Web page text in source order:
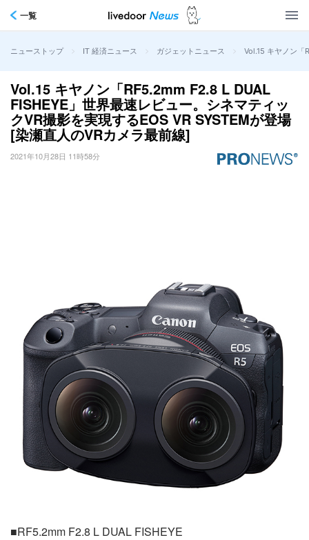
一覧
ニューストップ > IT 経済ニュース > ガジェットニュース > Vol.15 キヤノン「
Vol.15 キヤノン「RF5.2mm F2.8 L DUAL
FISHEYE」世界最速レビュー。シネマティッ
クVR撮影を実現するEOS VR SYSTEMが登場
[染瀬直人のVRカメラ最前線]
2021年10月28日 11時58分
■RF5.2mm F2.8 L DUAL FISHEYE